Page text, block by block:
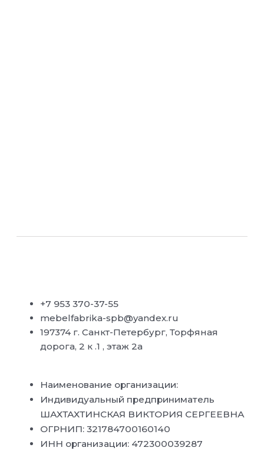
+7 953 370-37-55
mebelfabrika-spb@yandex.ru
197374 г. Санкт-Петербург, Торфяная
дорога, 2 к .1 , этаж 2а
Наименование организации:
Индивидуальный предприниматель
ШАХТАХТИНСКАЯ ВИКТОРИЯ СЕРГЕЕВНА
ОГРНИП: 321784700160140
ИНН организации: 472300039287